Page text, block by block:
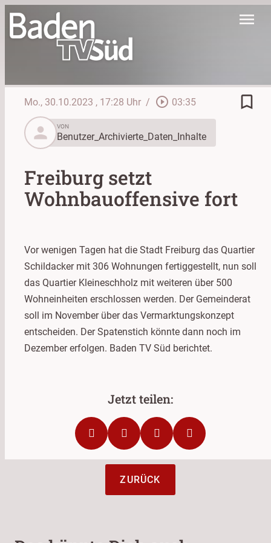
menu
Mo., 30.10.2023 , 17:28 Uhr / play_circle_outline 03:35
bookmark_border
person
VON
Benutzer_Archivierte_Daten_Inhalte
Freiburg setzt
Wohnbauoffensive fort
Vor wenigen Tagen hat die Stadt Freiburg das Quartier
Schildacker mit 306 Wohnungen fertiggestellt, nun soll
das Quartier Kleineschholz mit weiteren über 500
Wohneinheiten erschlossen werden. Der Gemeinderat
soll im November über das Vermarktungskonzept
entscheiden. Der Spatenstich könnte dann noch im
Dezember erfolgen. Baden TV Süd berichtet.
ZURÜCK